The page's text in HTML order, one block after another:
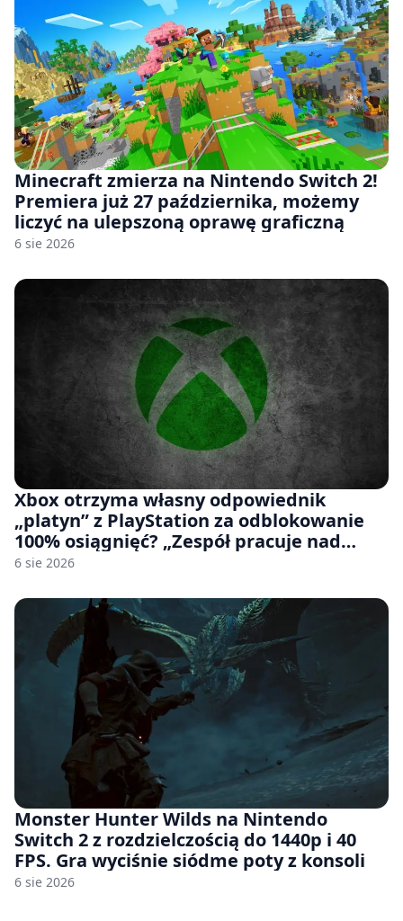
Minecraft zmierza na Nintendo Switch 2!
Premiera już 27 października, możemy
liczyć na ulepszoną oprawę graficzną
6 sie 2026
Xbox otrzyma własny odpowiednik
„platyn” z PlayStation za odblokowanie
100% osiągnięć? „Zespół pracuje nad
czymś, co ma się pojawić jeszcze w tym
6 sie 2026
Monster Hunter Wilds na Nintendo
Switch 2 z rozdzielczością do 1440p i 40
FPS. Gra wyciśnie siódme poty z konsoli
6 sie 2026